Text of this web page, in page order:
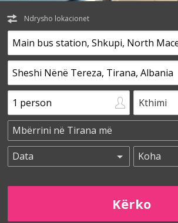
Ndrysho lokacionet
Kthimi